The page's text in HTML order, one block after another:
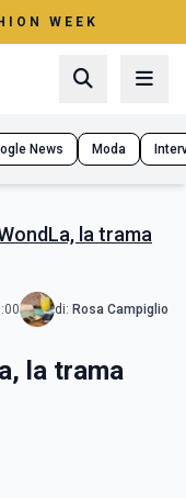
WEEK
News Moda
la trama
di: Rosa Campiglio
la trama